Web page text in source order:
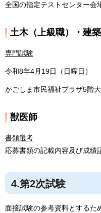
全国の指定テストセンター会
土木（上級職）・建
専門試験
令和8年4月19日（日曜日）
かごしま市民福祉プラザ5階
獣医師
書類選考
応募書類の記載内容及び成績
4.第2次試験
面接試験の参考資料とするた